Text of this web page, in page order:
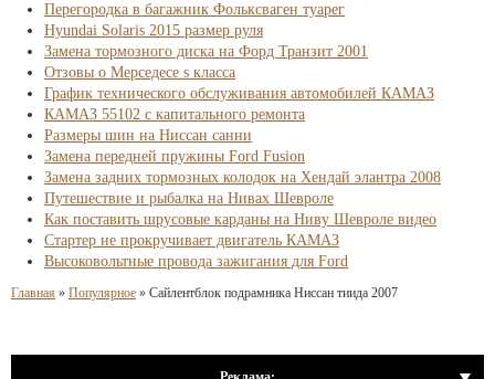
Перегородка в багажник Фольксваген туарег
Hyundai Solaris 2015 размер руля
Замена тормозного диска на Форд Транзит 2001
Отзовы о Мерседесе s класса
График технического обслуживания автомобилей КАМАЗ
КАМАЗ 55102 с капитального ремонта
Размеры шин на Ниссан санни
Замена передней пружины Ford Fusion
Замена задних тормозных колодок на Хендай элантра 2008
Путешествие и рыбалка на Нивах Шевроле
Как поставить шрусовые карданы на Ниву Шевроле видео
Стартер не прокручивает двигатель КАМАЗ
Высоковольтные провода зажигания для Ford
Главная » Популярное » Сайлентблок подрамника Ниссан тиида 2007